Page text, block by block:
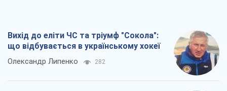
Вихід до еліти ЧС та тріумф "Сокола":
що відбувається в українському хокеї
Олександр Липенко 282